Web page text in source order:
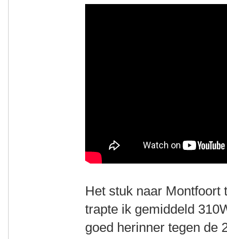
Het stuk naar Montfoort
trapte ik gemiddeld
goed herinner tegen de